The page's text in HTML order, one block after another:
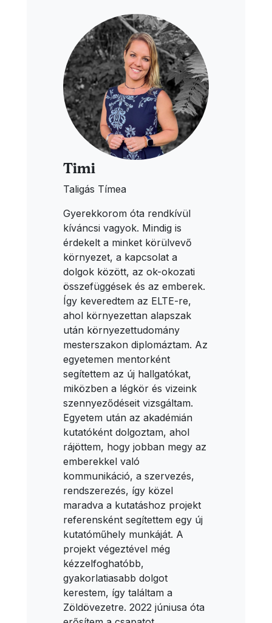
Timi
Taligás Tímea
Gyerekkorom óta rendkívül
kíváncsi vagyok. Mindig is
érdekelt a minket körülvevő
környezet, a kapcsolat a
dolgok között, az ok-okozati
összefüggések és az emberek.
Így keveredtem az ELTE-re,
ahol környezettan alapszak
után környezettudomány
mesterszakon diplomáztam. Az
egyetemen mentorként
segítettem az új hallgatókat,
miközben a légkör és vizeink
szennyeződéseit vizsgáltam.
Egyetem után az akadémián
kutatóként dolgoztam, ahol
rájöttem, hogy jobban megy az
emberekkel való
kommunikáció, a szervezés,
rendszerezés, így közel
maradva a kutatáshoz projekt
referensként segítettem egy új
kutatóműhely munkáját. A
projekt végeztével még
kézzelfoghatóbb,
gyakorlatiasabb dolgot
kerestem, így találtam a
Zöldövezetre. 2022 júniusa óta